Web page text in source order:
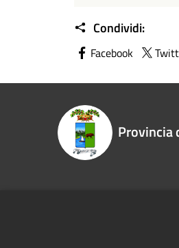
Condividi:
Facebook
Provincia